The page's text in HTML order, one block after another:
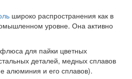
широко распространения как в
уровне. Она активно
флюса для пайки цветных
деталей, медных сплавов
алюминия и его сплавов).